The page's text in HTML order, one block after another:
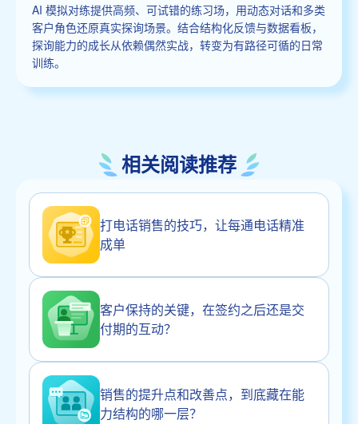
AI 模拟对练提供高频、可试错的练习场，用动态对话和多类
客户角色还原真实探询场景。结合结构化反馈与数据看板，
探询能力的成长从依赖偶然实战，转变为有路径可循的日常
训练。
相关阅读推荐
打电话销售的技巧，让每通电话精准
成单
客户保持的关键，在签约之后还是交
付期的互动？
销售的提升点和改善点，到底藏在能
力结构的哪一层？